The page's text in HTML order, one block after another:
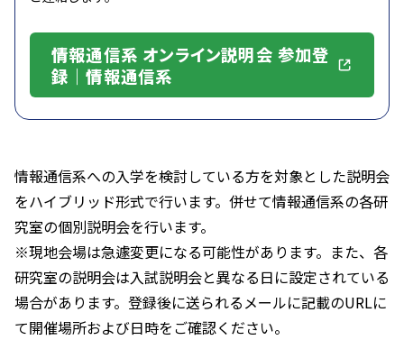
情報通信系 オンライン説明会 参加登
録｜情報通信系
情報通信系への入学を検討している方を対象とした説明会
をハイブリッド形式で行います。併せて情報通信系の各研
究室の個別説明会を行います。
※現地会場は急遽変更になる可能性があります。また、各
研究室の説明会は入試説明会と異なる日に設定されている
場合があります。登録後に送られるメールに記載のURLに
て開催場所および日時をご確認ください。